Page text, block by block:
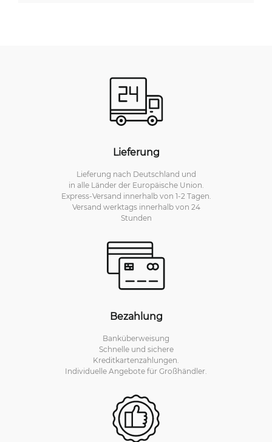
Lieferung
Lieferung nach Deutschland und
in alle Länder der Europäische Union.
Express-Versand innerhalb von 1-2 Tagen.
Versand werktags innerhalb von 24
Stunden
Bezahlung
Banküberweisung
Schnelle und sichere
Kreditkartenzahlungen.
Individuelle Angebote für Großhändler.